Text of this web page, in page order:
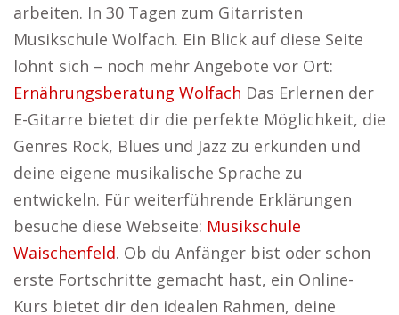
arbeiten. In 30 Tagen zum Gitarristen
Musikschule Wolfach. Ein Blick auf diese Seite
lohnt sich – noch mehr Angebote vor Ort:
Ernährungsberatung Wolfach Das Erlernen der
E-Gitarre bietet dir die perfekte Möglichkeit, die
Genres Rock, Blues und Jazz zu erkunden und
deine eigene musikalische Sprache zu
entwickeln. Für weiterführende Erklärungen
besuche diese Webseite: Musikschule
Waischenfeld. Ob du Anfänger bist oder schon
erste Fortschritte gemacht hast, ein Online-
Kurs bietet dir den idealen Rahmen, deine